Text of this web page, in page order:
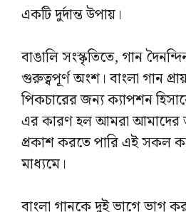
একটি দুর্দান্ত উপায়।
বাঙালি সংস্কৃতিতে, গান
গুরুত্বপূর্ণ অংশ। বাংলা গান
পিকচারের জন্য ক্যাপশন
এর কারণ হল আমরা আমাদের
প্রকাশ করতে পারি এই সকল
মাধ্যমে।
বাংলা গানকে দুই ভাগে ভাগ